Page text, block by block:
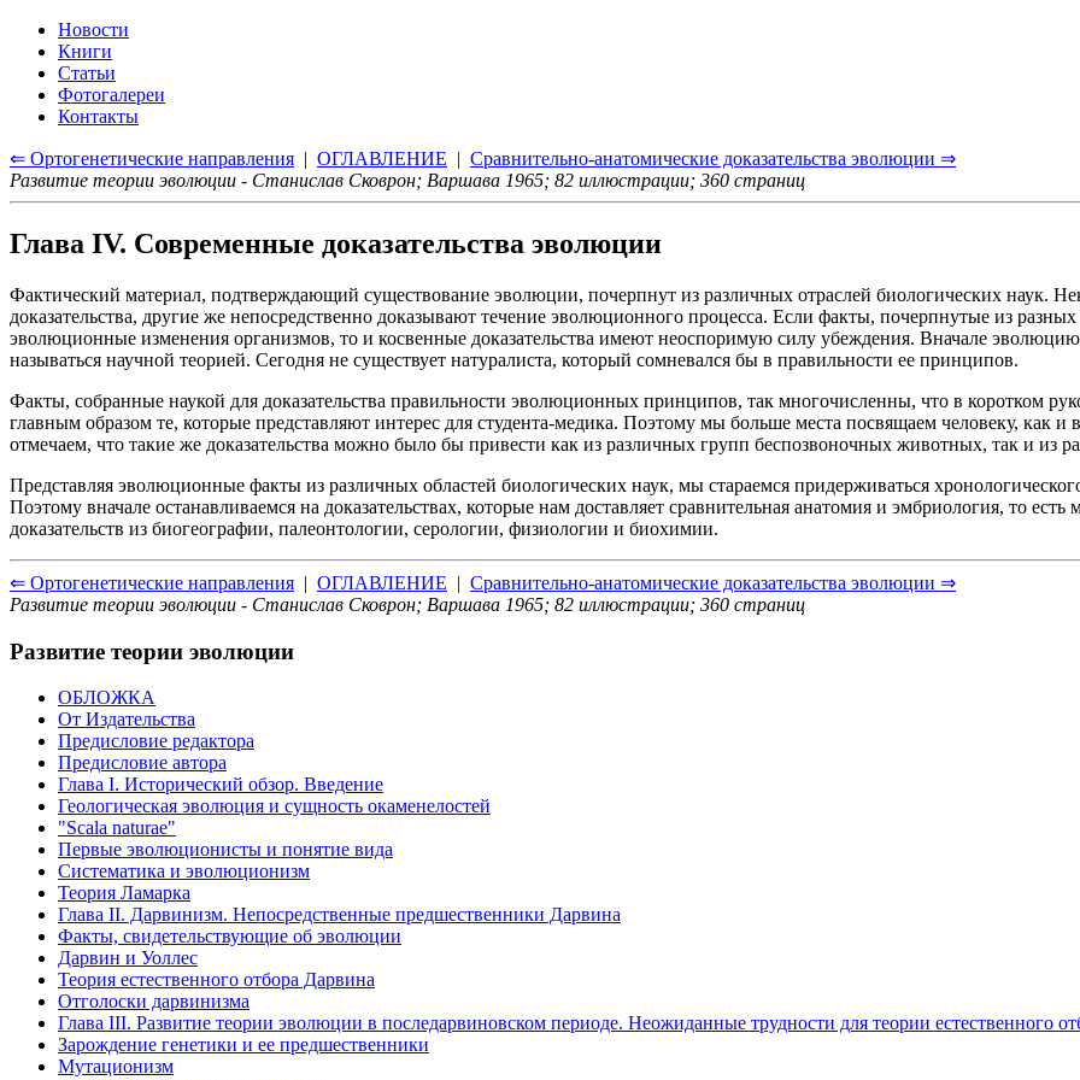
Новости
Книги
Статьи
Фотогалереи
Контакты
⇐ Ортогенетические направления | ОГЛАВЛЕНИЕ | Сравнительно-анатомические доказательства эволюции ⇒
Развитие теории эволюции - Станислав Сковрон; Варшава 1965; 82 иллюстрации; 360 страниц
Глава IV. Современные доказательства эволюции
Фактический материал, подтверждающий существование эволюции, почерпнут из различных отраслей биологических наук.
доказательства, другие же непосредственно доказывают течение эволюционного процесса. Если факты, почерпнутые из
эволюционные изменения организмов, то и косвенные доказательства имеют неоспоримую силу убеждения. Вначале
называться научной теорией. Сегодня не существует натуралиста, который сомневался бы в правильности ее принципов.
Факты, собранные наукой для доказательства правильности эволюционных принципов, так многочисленны, что в коротком
главным образом те, которые представляют интерес для студента-медика. Поэтому мы больше места посвящаем человеку, как
отмечаем, что такие же доказательства можно было бы привести как из различных групп беспозвоночных животных, так и из
Представляя эволюционные факты из различных областей биологических наук, мы стараемся придерживаться
Поэтому вначале останавливаемся на доказательствах, которые нам доставляет сравнительная анатомия и эмбриология, то
доказательств из биогеографии, палеонтологии, серологии, физиологии и биохимии.
⇐ Ортогенетические направления | ОГЛАВЛЕНИЕ | Сравнительно-анатомические доказательства эволюции ⇒
Развитие теории эволюции - Станислав Сковрон; Варшава 1965; 82 иллюстрации; 360 страниц
Развитие теории эволюции
ОБЛОЖКА
От Издательства
Предисловие редактора
Предисловие автора
Глава I. Исторический обзор. Введение
Геологическая эволюция и сущность окаменелостей
"Scala naturae"
Первые эволюционисты и понятие вида
Систематика и эволюционизм
Теория Ламарка
Глава II. Дарвинизм. Непосредственные предшественники Дарвина
Факты, свидетельствующие об эволюции
Дарвин и Уоллес
Теория естественного отбора Дарвина
Отголоски дарвинизма
Глава III. Развитие теории эволюции в последарвиновском периоде. Неожиданные трудности для теории естественного
Зарождение генетики и ее предшественники
Мутационизм